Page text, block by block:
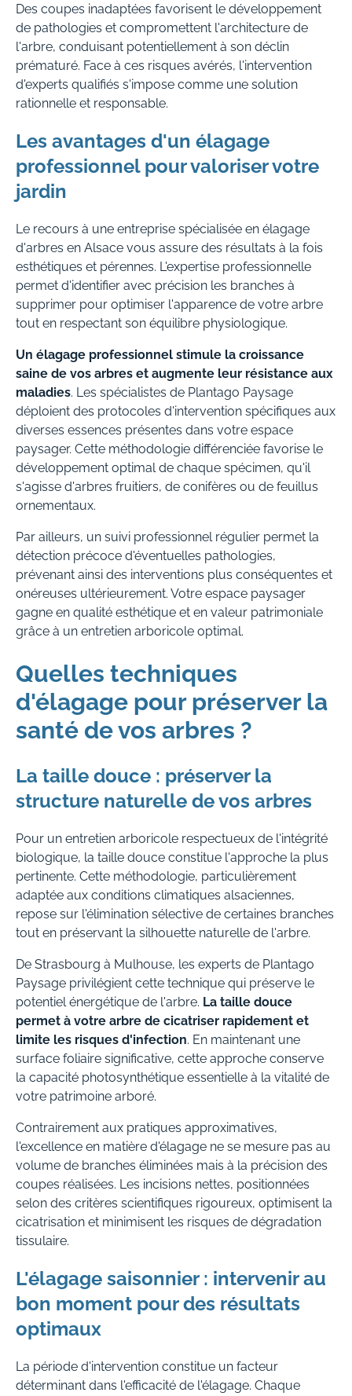
Des coupes inadaptées favorisent le développement
de pathologies et compromettent l'architecture de
l'arbre, conduisant potentiellement à son déclin
prématuré. Face à ces risques avérés, l'intervention
d'experts qualifiés s'impose comme une solution
rationnelle et responsable.
Les avantages d'un élagage
professionnel pour valoriser votre
jardin
Le recours à une entreprise spécialisée en élagage
d'arbres en Alsace vous assure des résultats à la fois
esthétiques et pérennes. L'expertise professionnelle
permet d'identifier avec précision les branches à
supprimer pour optimiser l'apparence de votre arbre
tout en respectant son équilibre physiologique.
Un élagage professionnel stimule la croissance
saine de vos arbres et augmente leur résistance aux
maladies. Les spécialistes de Plantago Paysage
déploient des protocoles d'intervention spécifiques aux
diverses essences présentes dans votre espace
paysager. Cette méthodologie différenciée favorise le
développement optimal de chaque spécimen, qu'il
s'agisse d'arbres fruitiers, de conifères ou de feuillus
ornementaux.
Par ailleurs, un suivi professionnel régulier permet la
détection précoce d'éventuelles pathologies,
prévenant ainsi des interventions plus conséquentes et
onéreuses ultérieurement. Votre espace paysager
gagne en qualité esthétique et en valeur patrimoniale
grâce à un entretien arboricole optimal.
Quelles techniques
d'élagage pour préserver la
santé de vos arbres ?
La taille douce : préserver la
structure naturelle de vos arbres
Pour un entretien arboricole respectueux de l'intégrité
biologique, la taille douce constitue l'approche la plus
pertinente. Cette méthodologie, particulièrement
adaptée aux conditions climatiques alsaciennes,
repose sur l'élimination sélective de certaines branches
tout en préservant la silhouette naturelle de l'arbre.
De Strasbourg à Mulhouse, les experts de Plantago
Paysage privilégient cette technique qui préserve le
potentiel énergétique de l'arbre. La taille douce
permet à votre arbre de cicatriser rapidement et
limite les risques d'infection. En maintenant une
surface foliaire significative, cette approche conserve
la capacité photosynthétique essentielle à la vitalité de
votre patrimoine arboré.
Contrairement aux pratiques approximatives,
l'excellence en matière d'élagage ne se mesure pas au
volume de branches éliminées mais à la précision des
coupes réalisées. Les incisions nettes, positionnées
selon des critères scientifiques rigoureux, optimisent la
cicatrisation et minimisent les risques de dégradation
tissulaire.
L'élagage saisonnier : intervenir au
bon moment pour des résultats
optimaux
La période d'intervention constitue un facteur
déterminant dans l'efficacité de l'élagage. Chaque